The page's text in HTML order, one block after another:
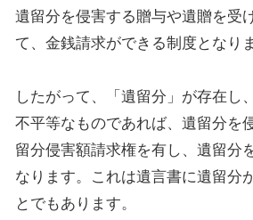
遺留分を侵害する贈与や遺贈を受
て、金銭請求ができる制度となり
したがって、「遺留分」が存在し
不平等なものであれば、遺留分を
留分侵害額請求権を有し、遺留分
なります。これは遺言書に遺留分
とでもあります。